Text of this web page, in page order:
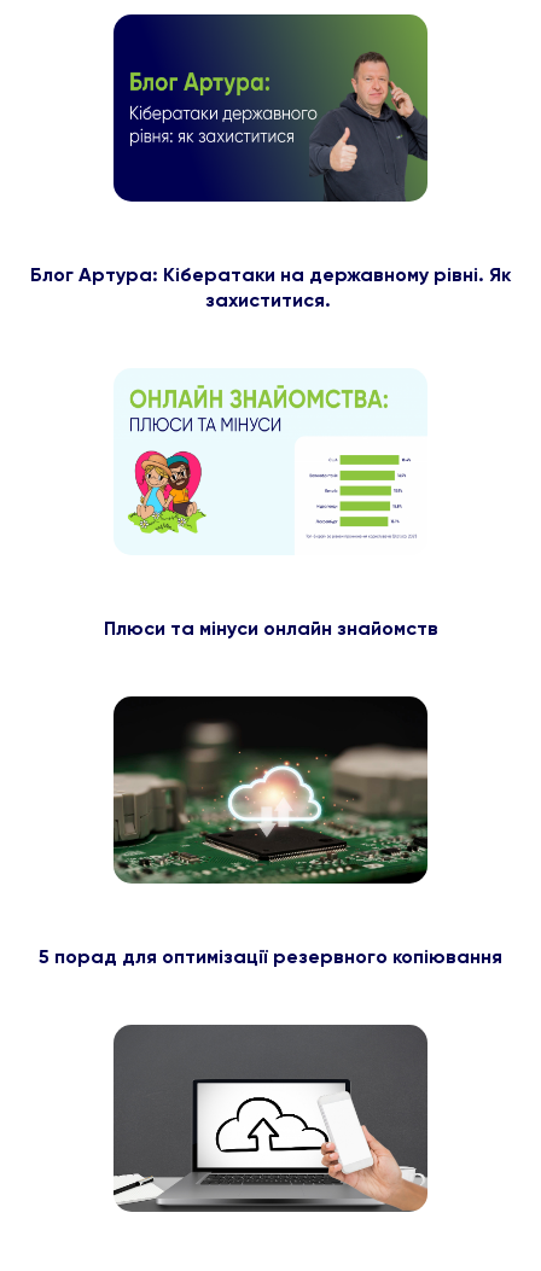
Блог Артура: Кібератаки на державному рівні. Як
захиститися.
Плюси та мінуси онлайн знайомств
5 порад для оптимізації резервного копіювання